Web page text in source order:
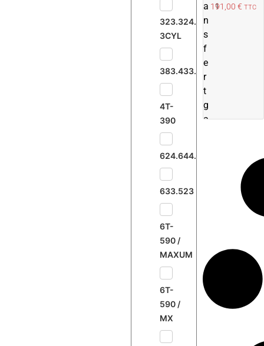
323.324.326.MANITOU
3CYL
383.433.533
4T-
390
624.644.645.733
633.523
6T-
590 /
MAXUM
6T-
590 /
MX
a
n
s
f
e
r
t
g
a
1
191,00 € TTC